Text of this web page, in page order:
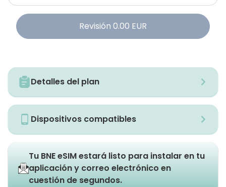
Revisión 0.00 EUR
Detalles del plan
Dispositivos compatibles
Tu BNE eSIM estará listo para instalar en tu
aplicación y correo electrónico en
cuestión de segundos.